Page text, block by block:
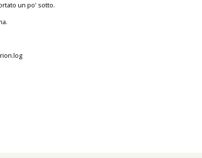
un po' sotto.